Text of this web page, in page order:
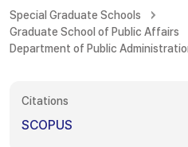
Special Graduate Schools
Graduate School of Public Affairs
Department of Public
Citations
SCOPUS